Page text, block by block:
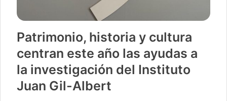
Patrimonio, historia y cultura
centran este año las ayudas a
la investigación del Instituto
Juan Gil-Albert